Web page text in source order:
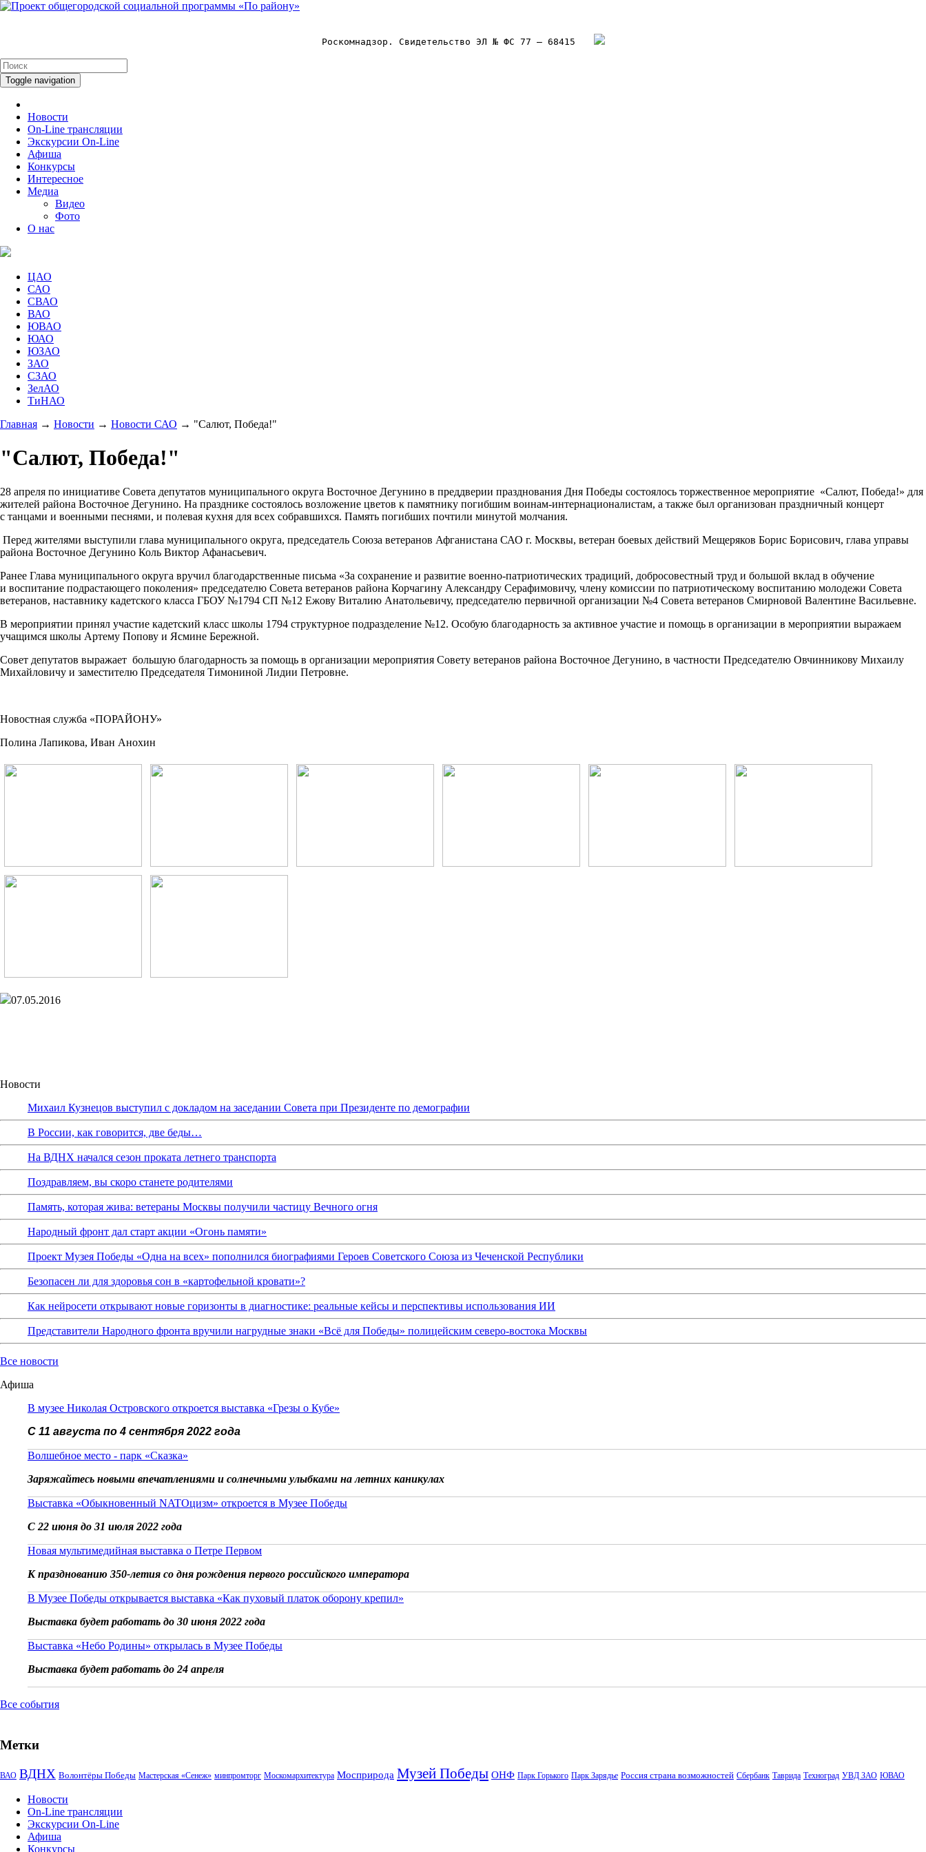
Роскомнадзор. Свидетельство ЭЛ № ФС 77 – 68415
Toggle navigation
Новости
On-Line трансляции
Экскурсии On-Line
Афиша
Конкурсы
Интересное
Медиа
Видео
Фото
О нас
ЦАО
САО
СВАО
ВАО
ЮВАО
ЮАО
ЮЗАО
ЗАО
СЗАО
ЗелАО
ТиНАО
Главная → Новости → Новости САО → "Салют, Победа!"
"Салют, Победа!"
28 апреля по инициативе Совета депутатов муниципального округа Восточное Дегунино в преддверии празднования Дня Победы состоялось торжественное мероприятие «Салют, Победа!» для
жителей района Восточное Дегунино. На празднике состоялось возложение цветов к памятнику погибшим воинам-интернационалистам, а также был организован праздничный концерт
с танцами и военными песнями, и полевая кухня для всех собравшихся. Память погибших почтили минутой молчания.
Перед жителями выступили глава муниципального округа, председатель Союза ветеранов Афганистана САО г. Москвы, ветеран боевых действий Мещеряков Борис Борисович, глава управы
района Восточное Дегунино Коль Виктор Афанасьевич.
Ранее Глава муниципального округа вручил благодарственные письма «За сохранение и развитие военно-патриотических традиций, добросовестный труд и большой вклад в обучение
и воспитание подрастающего поколения» председателю Совета ветеранов района Корчагину Александру Серафимовичу, члену комиссии по патриотическому воспитанию молодежи Совета
ветеранов, наставнику кадетского класса ГБОУ №1794 СП №12 Ежову Виталию Анатольевичу, председателю первичной организации №4 Совета ветеранов Смирновой Валентине Васильевне.
В мероприятии принял участие кадетский класс школы 1794 структурное подразделение №12. Особую благодарность за активное участие и помощь в организации в мероприятии выражаем
учащимся школы Артему Попову и Ясмине Бережной.
Совет депутатов выражает большую благодарность за помощь в организации мероприятия Совету ветеранов района Восточное Дегунино, в частности Председателю Овчинникову Михаилу
Михайловичу и заместителю Председателя Тимониной Лидии Петровне.
Новостная служба «ПОРАЙОНУ»
Полина Лапикова, Иван Анохин
07.05.2016
Новости
Михаил Кузнецов выступил с докладом на заседании Совета при Президенте по демографии
В России, как говорится, две беды…
На ВДНХ начался сезон проката летнего транспорта
Поздравляем, вы скоро станете родителями
Память, которая жива: ветераны Москвы получили частицу Вечного огня
Народный фронт дал старт акции «Огонь памяти»
Проект Музея Победы «Одна на всех» пополнился биографиями Героев Советского Союза из Чеченской Республики
Безопасен ли для здоровья сон в «картофельной кровати»?
Как нейросети открывают новые горизонты в диагностике: реальные кейсы и перспективы использования ИИ
Представители Народного фронта вручили нагрудные знаки «Всё для Победы» полицейским северо-востока Москвы
Все новости
Афиша
В музее Николая Островского откроется выставка «Грезы о Кубе»
С 11 августа по 4 сентября 2022 года
Волшебное место - парк «Сказка»
Заряжайтесь новыми впечатлениями и солнечными улыбками на летних каникулах
Выставка «Обыкновенный NATOцизм» откроется в Музее Победы
С 22 июня до 31 июля 2022 года
Новая мультимедийная выставка о Петре Первом
К празднованию 350-летия со дня рождения первого российского императора
В Музее Победы открывается выставка «Как пуховый платок оборону крепил»
Выставка будет работать до 30 июня 2022 года
Выставка «Небо Родины» открылась в Музее Победы
Выставка будет работать до 24 апреля
Все события
Метки
ВАО ВДНХ Волонтёры Победы Мастерская «Сенеж» минпромторг Москомархитектура Мосприрода Музей Победы ОНФ Парк Горького Парк Зарядье Россия страна возможностей Сбербанк Таврида Техноград УВД ЗАО ЮВАО
Новости
On-Line трансляции
Экскурсии On-Line
Афиша
Конкурсы